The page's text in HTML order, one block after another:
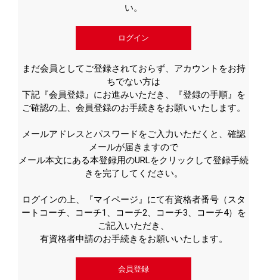
い。
ログイン
まだ会員としてご登録されておらず、アカウントをお持
ちでない方は
下記『会員登録』にお進みいただき、『登録の手順』を
ご確認の上、会員登録のお手続きをお願いいたします。
メールアドレスとパスワードをご入力いただくと、確認
メールが届きますので
メール本文にある本登録用のURLをクリックして登録手続
きを完了してください。
ログインの上、『マイページ』にて有資格者番号（スタ
ートコーチ、コーチ1、コーチ2、コーチ3、コーチ4）を
ご記入いただき、
有資格者申請のお手続きをお願いいたします。
会員登録